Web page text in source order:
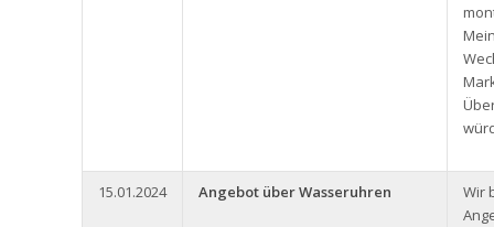
15.01.2024 Angebot über Wasseruhren
Wir